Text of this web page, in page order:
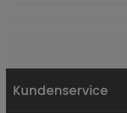
Kundenservice